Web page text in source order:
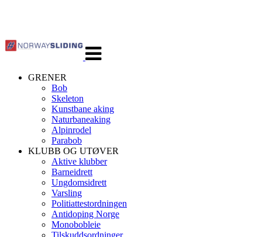
navigasjon
GRENER
Bob
Skeleton
Kunstbane aking
Naturbaneaking
Alpinrodel
Parabob
KLUBB OG UTØVER
Aktive klubber
Barneidrett
Ungdomsidrett
Varsling
Politiattestordningen
Antidoping Norge
Monobobleie
Tilskuddsordninger